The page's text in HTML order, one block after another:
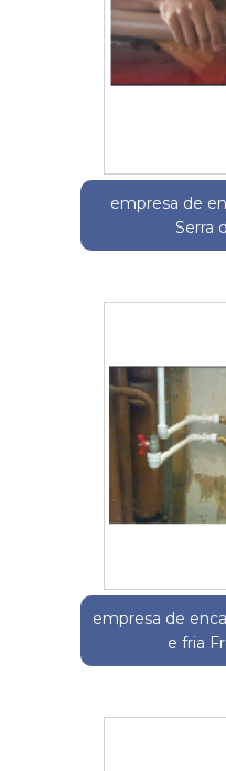
empresa de
Serra
empresa de
e fria